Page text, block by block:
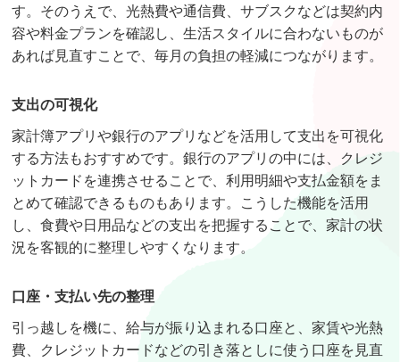
す。そのうえで、光熱費や通信費、サブスクなどは契約内
容や料金プランを確認し、生活スタイルに合わないものが
あれば見直すことで、毎月の負担の軽減につながります。
支出の可視化
家計簿アプリや銀行のアプリなどを活用して支出を可視化
する方法もおすすめです。銀行のアプリの中には、クレジ
ットカードを連携させることで、利用明細や支払金額をま
とめて確認できるものもあります。こうした機能を活用
し、食費や日用品などの支出を把握することで、家計の状
況を客観的に整理しやすくなります。
口座・支払い先の整理
引っ越しを機に、給与が振り込まれる口座と、家賃や光熱
費、クレジットカードなどの引き落としに使う口座を見直